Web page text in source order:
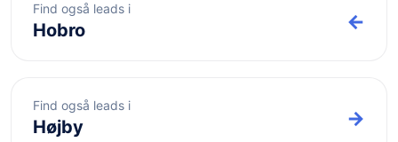
Find også leads i
Hobro ←
Find også leads i
Højby →